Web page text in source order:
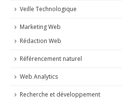
Veille Technologique
Marketing Web
Rédaction Web
Référencement naturel
Web Analytics
Recherche et développement